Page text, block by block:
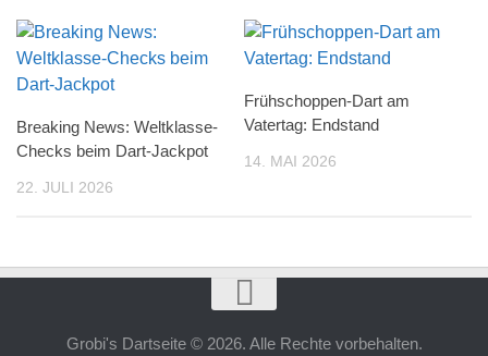
Breaking News: Weltklasse-
Checks beim Dart-Jackpot
22. JULI 2026
Frühschoppen-Dart am
Vatertag: Endstand
14. MAI 2026
Grobi's Dartseite © 2026. Alle Rechte vorbehalten.